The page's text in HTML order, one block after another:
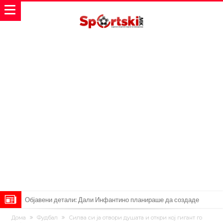
Објавени детали: Дали Инфантино планираше да создаде
Суперлига на ФИФА?
Никој не очекуваше: Очајниот Јулијан Алварез го направи тоа што
Дома Фудбал
Силва си ја отвори душата и откри кој гигант го